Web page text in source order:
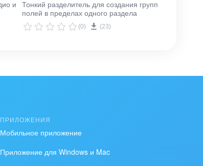
и
Тонкий разделитель для создания групп
полей в пределах одного раздела
(0) (23)
ПРИЛОЖЕНИЯ
Мобильное приложение
Приложение для Windows и Mac